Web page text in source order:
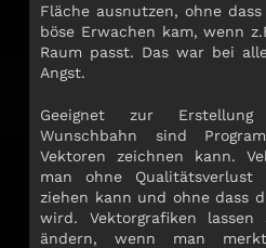
Fläche ausnutzen, ohne
böse Erwachen kam, wenn
Raum passt. Das war bei
Angst.
Geeignet zur
Wunschbahn sind
Vektoren zeichnen kann.
man ohne Qualitätsverlust
ziehen kann und ohne dass
wird. Vektorgrafiken
ändern, wenn man